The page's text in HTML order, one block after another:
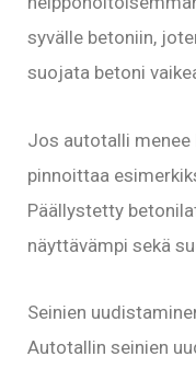
syvälle betoniin,
suojata betoni
Jos autotalli
pinnoittaa
Päällystetty
näyttävämpi sekä
Seinien
Autotallin seinien